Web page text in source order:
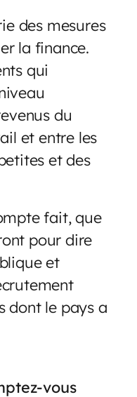
des mesures
la finance.
qui
du
et entre les
et des
fait, que
pour dire
et
dont le pays a
vous